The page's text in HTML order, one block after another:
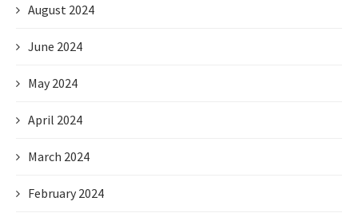
August 2024
June 2024
May 2024
April 2024
March 2024
February 2024